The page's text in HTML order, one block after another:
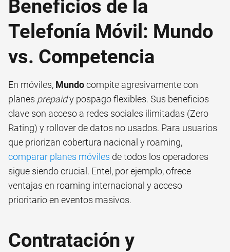
Beneficios de la
Telefonía Móvil: Mundo
vs. Competencia
En móviles, Mundocompite agresivamente con
planes prepaidy pospago flexibles. Sus beneficios
clave son acceso a redes sociales ilimitadas (Zero
Rating) y rollover de datos no usados. Para usuarios
que priorizan cobertura nacional y roaming,
comparar planes móviles de todos los operadores
sigue siendo crucial. Entel, por ejemplo, ofrece
ventajas en roaming internacional y acceso
prioritario en eventos masivos.
Contratación y